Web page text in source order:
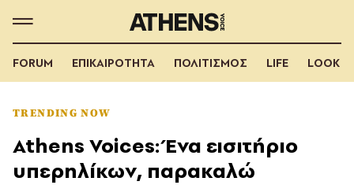
FORUM ΕΠΙΚΑΙΡΟΤΗΤΑ ΠΟΛΙΤΙΣΜΟΣ LIFE LOOK
TRENDING NOW
Athens Voices: Ένα εισιτήριο
υπερηλίκων, παρακαλώ